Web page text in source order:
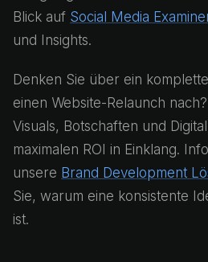
Blick auf Social Media
und Insights.
Denken Sie über ein
einen Website-Relaunch
Visuals, Botschaften und
maximalen ROI in Einklang.
unsere Brand Development
Sie, warum eine konsistente
ist.